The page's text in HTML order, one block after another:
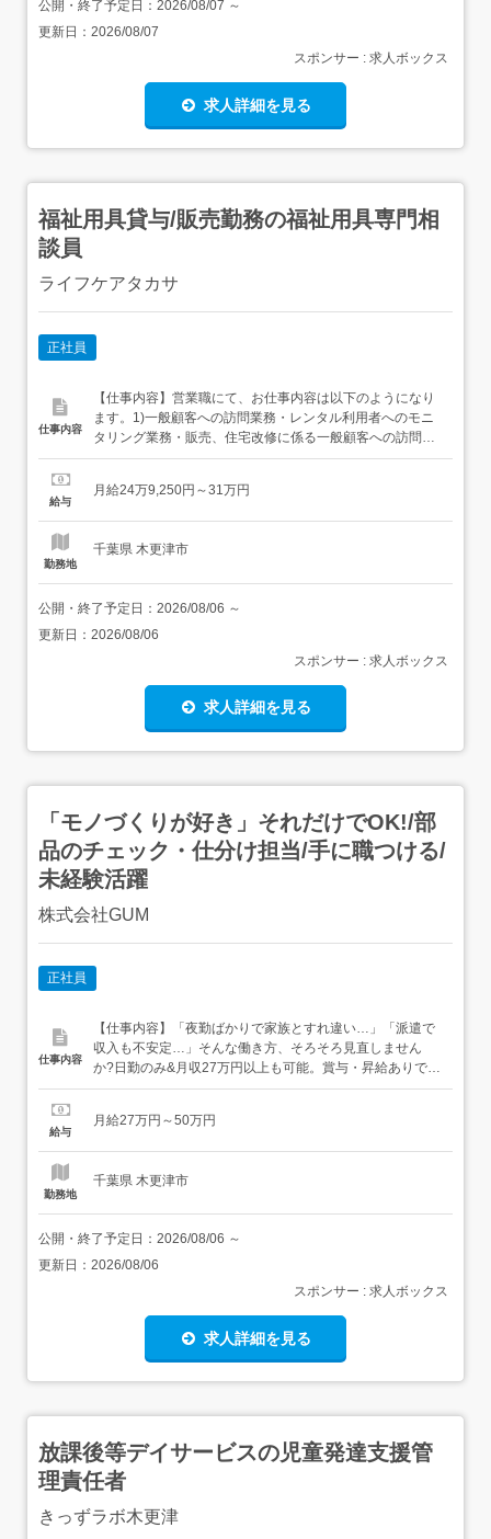
公開・終了予定日： 2026/08/07 ～
更新日： 2026/08/07
スポンサー : 求人ボックス
求人詳細を見る
福祉用具貸与/販売勤務の福祉用具専門相
談員
ライフケアタカサ
正社員
仕事内容
【仕事内容】営業職にて、お仕事内容は以下のようになり
ます。1)一般顧客への訪問業務・レンタル利用者へのモニ
タリング業務・販売、住宅改修に係る一般顧客への訪問業
務・一般顧客への対応、相談業務2)営業に関する業務・既
事業所の獲得・顧客情報及び競合情報の収集3)保険給付に
給与
月給24万9,250円～31万円
勤務地
千葉県 木更津市
公開・終了予定日： 2026/08/06 ～
更新日： 2026/08/06
スポンサー : 求人ボックス
求人詳細を見る
「モノづくりが好き」それだけでOK!/部
品のチェック・仕分け担当/手に職つける/
未経験活躍
株式会社GUM
正社員
仕事内容
【仕事内容】「夜勤ばかりで家族とすれ違い…」「派遣で
収入も不安定…」そんな働き方、そろそろ見直しません
か?日勤のみ&月収27万円以上も可能。賞与・昇給ありで生
活も安定。自分の時間も、しっかり取れる働き方がここに
夜勤は一切なし。勤務は<9:00～18:00>の日勤のみ。 自分
給与
月給27万円～50万円
勤務地
千葉県 木更津市
公開・終了予定日： 2026/08/06 ～
更新日： 2026/08/06
スポンサー : 求人ボックス
求人詳細を見る
放課後等デイサービスの児童発達支援管
理責任者
きっずラボ木更津